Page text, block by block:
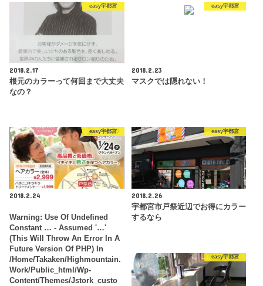
easy宇都宮
2018.2.17
根元のカラーって何回まで大丈夫
なの？
easy宇都宮
2018.2.23
マスクでは隠れない！
easy宇都宮
2018.2.24
Warning: Use Of Undefined
Constant … - Assumed '…'
(this Will Throw An Error In A
Future Version Of PHP) In
/home/takaken/highmountain.
Work/public_html/wp-
Content/themes/jstork_custo
easy宇都宮
2018.2.26
宇都宮市戸祭近辺でお得にカラー
するなら
easy宇都宮